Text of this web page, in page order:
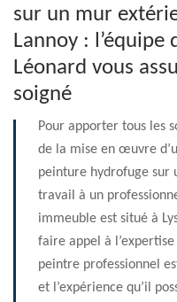
sur un mur
Lannoy : l’équipe
Léonard vous
soigné
Pour apporter tous les
de la mise en œuvre
peinture hydrofuge sur
travail à un
immeuble est situé à
faire appel à
peintre professionnel
et l’expérience qu’il